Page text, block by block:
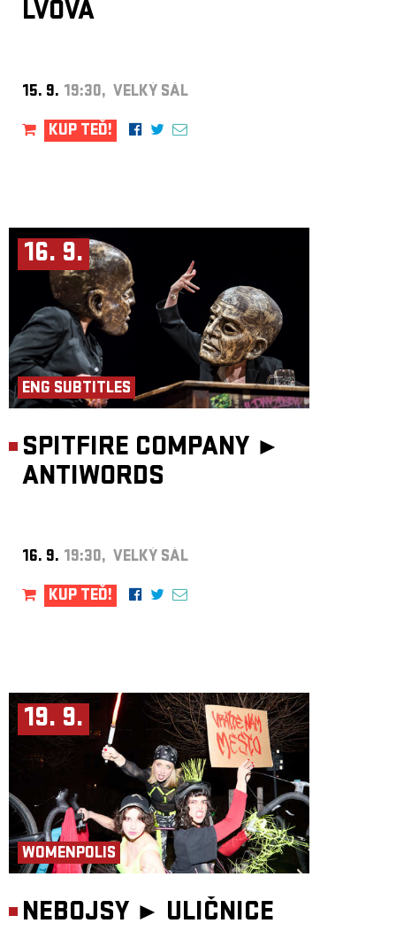
LVOVÁ
15. 9. 19:30, VELKÝ SÁL
KUP TEĎ!
16. 9.
ENG SUBTITLES
SPITFIRE COMPANY ►
ANTIWORDS
16. 9. 19:30, VELKÝ SÁL
KUP TEĎ!
19. 9.
WOMENPOLIS
NEBOJSY ► ULIČNICE